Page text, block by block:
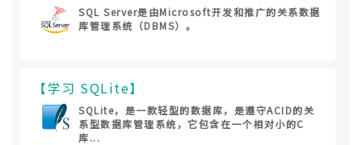
SQL Server是由Microsoft开发和推广的关系数据
库管理系统（DBMS）。
【学习 SQLite】
SQLite，是一款轻型的数据库，是遵守ACID的关
系型数据库管理系统，它包含在一个相对小的C
库...